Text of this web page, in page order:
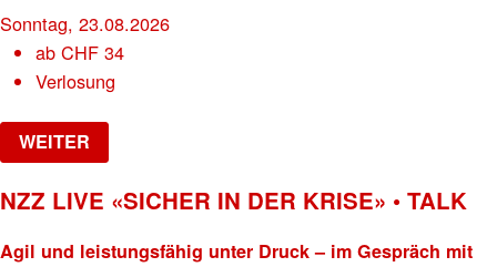
Sonntag, 23.08.2026
abCHF 34
Verlosung
WEITER
NZZ LIVE «SICHER IN DER KRISE» • TALK
Agil und leistungsfähig unter Druck – im Gespräch mit